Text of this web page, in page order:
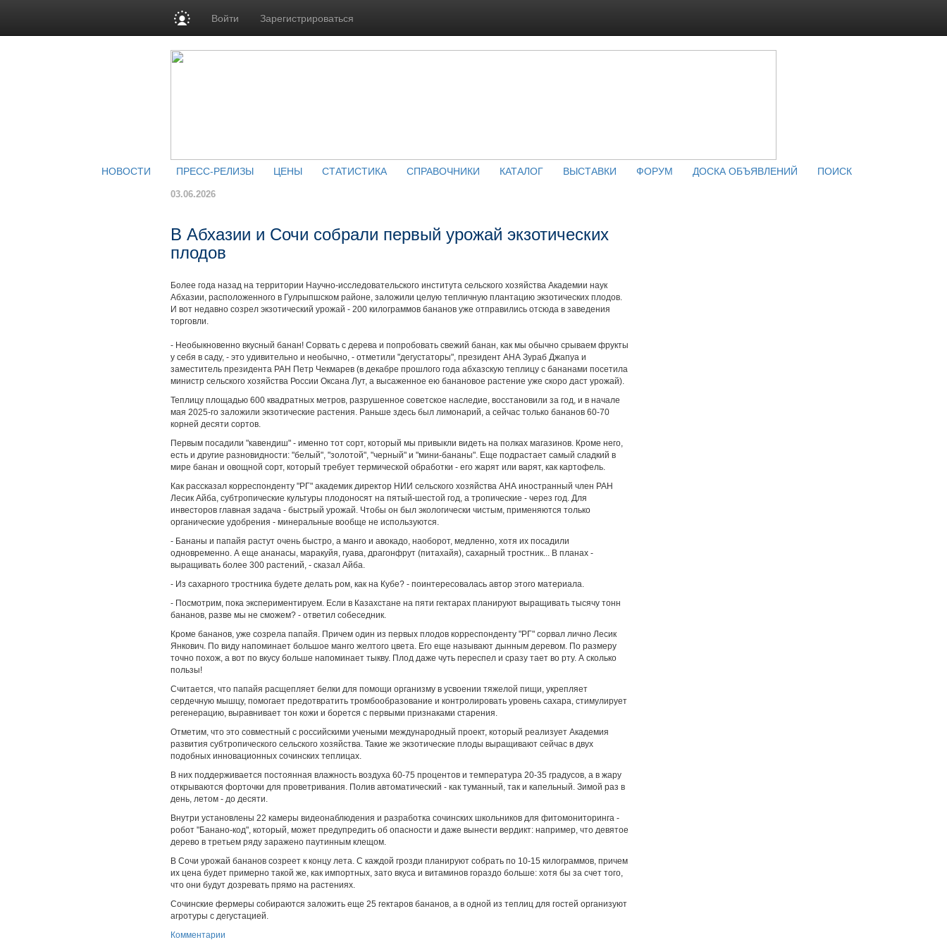
Войти Зарегистрироваться
НОВОСТИ ПРЕСС-РЕЛИЗЫ ЦЕНЫ СТАТИСТИКА СПРАВОЧНИКИ КАТАЛОГ ВЫСТАВКИ ФОРУМ ДОСКА ОБЪЯВЛЕНИЙ ПОИСК
03.06.2026
В Абхазии и Сочи собрали первый урожай экзотических
плодов
Более года назад на территории Научно-исследовательского института сельского хозяйства Академии наук
Абхазии, расположенного в Гулрыпшском районе, заложили целую тепличную плантацию экзотических плодов.
И вот недавно созрел экзотический урожай - 200 килограммов бананов уже отправились отсюда в заведения
торговли.
- Необыкновенно вкусный банан! Сорвать с дерева и попробовать свежий банан, как мы обычно срываем фрукты
у себя в саду, - это удивительно и необычно, - отметили "дегустаторы", президент АНА Зураб Джапуа и
заместитель президента РАН Петр Чекмарев (в декабре прошлого года абхазскую теплицу с бананами посетила
министр сельского хозяйства России Оксана Лут, а высаженное ею банановое растение уже скоро даст урожай).
Теплицу площадью 600 квадратных метров, разрушенное советское наследие, восстановили за год, и в начале
мая 2025-го заложили экзотические растения. Раньше здесь был лимонарий, а сейчас только бананов 60-70
корней десяти сортов.
Первым посадили "кавендиш" - именно тот сорт, который мы привыкли видеть на полках магазинов. Кроме него,
есть и другие разновидности: "белый", "золотой", "черный" и "мини-бананы". Еще подрастает самый сладкий в
мире банан и овощной сорт, который требует термической обработки - его жарят или варят, как картофель.
Как рассказал корреспонденту "РГ" академик директор НИИ сельского хозяйства АНА иностранный член РАН
Лесик Айба, субтропические культуры плодоносят на пятый-шестой год, а тропические - через год. Для
инвесторов главная задача - быстрый урожай. Чтобы он был экологически чистым, применяются только
органические удобрения - минеральные вообще не используются.
- Бананы и папайя растут очень быстро, а манго и авокадо, наоборот, медленно, хотя их посадили
одновременно. А еще ананасы, маракуйя, гуава, драгонфрут (питахайя), сахарный тростник... В планах -
выращивать более 300 растений, - сказал Айба.
- Из сахарного тростника будете делать ром, как на Кубе? - поинтересовалась автор этого материала.
- Посмотрим, пока экспериментируем. Если в Казахстане на пяти гектарах планируют выращивать тысячу тонн
бананов, разве мы не сможем? - ответил собеседник.
Кроме бананов, уже созрела папайя. Причем один из первых плодов корреспонденту "РГ" сорвал лично Лесик
Янкович. По виду напоминает большое манго желтого цвета. Его еще называют дынным деревом. По размеру
точно похож, а вот по вкусу больше напоминает тыкву. Плод даже чуть переспел и сразу тает во рту. А сколько
пользы!
Считается, что папайя расщепляет белки для помощи организму в усвоении тяжелой пищи, укрепляет
сердечную мышцу, помогает предотвратить тромбообразование и контролировать уровень сахара, стимулирует
регенерацию, выравнивает тон кожи и борется с первыми признаками старения.
Отметим, что это совместный с российскими учеными международный проект, который реализует Академия
развития субтропического сельского хозяйства. Такие же экзотические плоды выращивают сейчас в двух
подобных инновационных сочинских теплицах.
В них поддерживается постоянная влажность воздуха 60-75 процентов и температура 20-35 градусов, а в жару
открываются форточки для проветривания. Полив автоматический - как туманный, так и капельный. Зимой раз в
день, летом - до десяти.
Внутри установлены 22 камеры видеонаблюдения и разработка сочинских школьников для фитомониторинга -
робот "Банано-код", который, может предупредить об опасности и даже вынести вердикт: например, что девятое
дерево в третьем ряду заражено паутинным клещом.
В Сочи урожай бананов созреет к концу лета. С каждой грозди планируют собрать по 10-15 килограммов, причем
их цена будет примерно такой же, как импортных, зато вкуса и витаминов гораздо больше: хотя бы за счет того,
что они будут дозревать прямо на растениях.
Сочинские фермеры собираются заложить еще 25 гектаров бананов, а в одной из теплиц для гостей организуют
агротуры с дегустацией.
Комментарии